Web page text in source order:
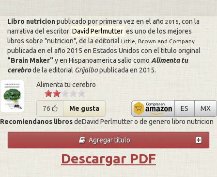
Libro nutricionpublicado por primera vez en el año 2015, con la
narrativa del escritor David Perlmutter es uno de los mejores
libros sobre nutricion , de la editorial Little, Brown and Company
publicada en el año 2015 en Estados Unidos con el titulo original
Brain Maker
y en Hispanoamerica salio como Alimenta tu
cerebrode la editorial Grijalbopublicada en 2015.
Alimenta tu cerebro
76 Me gusta ESAlimenta
MX
Recomiendanos librosdeDavid Perlmutter o de genero libro nutricion
Agregar titulo
Descargar PDF